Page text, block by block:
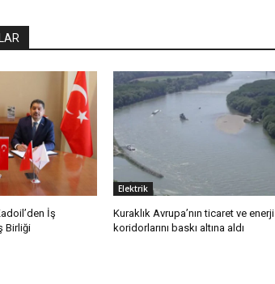
İş
Birliği
Elektrik
Kuraklık Avrupa’nın ticaret ve enerji
koridorlarını baskı altına aldı